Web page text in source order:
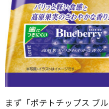
まず「ポテトチップス ブ